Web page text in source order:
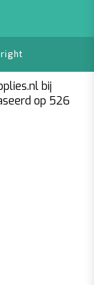
bij
op 526